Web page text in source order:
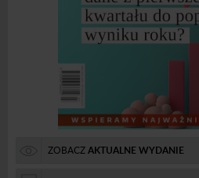
ZOBACZAKTUALNE WYDANIE